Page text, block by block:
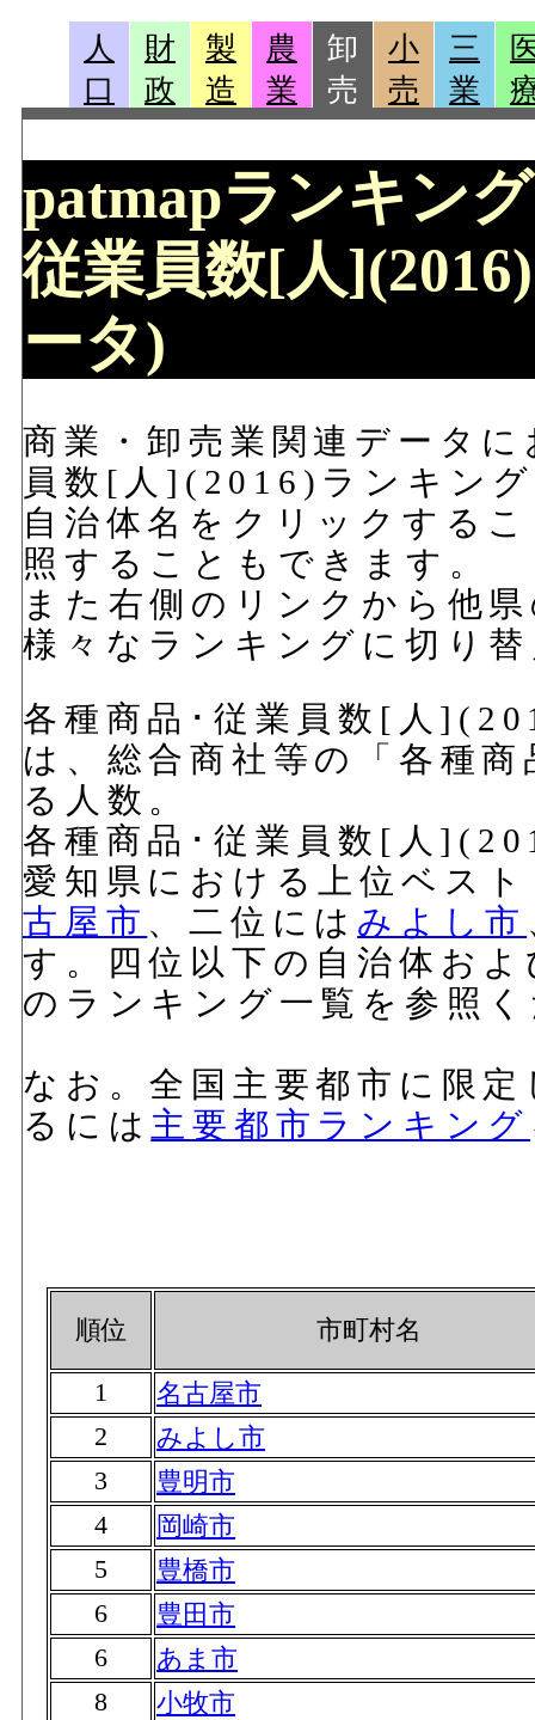
人
口
財
政
製
造
農
業
卸
売
小
売
三
業
patmapランキン
従業員数[人
ータ)
商業・卸売業関連データ
員数[人](2016)ランキン
自治体名をクリックする
照することもできます。
また右側のリンクから他
様々なランキングに切り
各種商品･従業員数[人
は、総合商社等の「各種
る人数。
各種商品･従業員数[人
愛知県における上位ベス
古屋市 、二位には みよし市
す。四位以下の自治体お
のランキング一覧を参照
なお。全国主要都市に限
るには 主要都市ランキング
順位 市町村名
1
名古屋市
2
みよし市
3
豊明市
4
岡崎市
5
豊橋市
6
豊田市
6
あま市
8
小牧市